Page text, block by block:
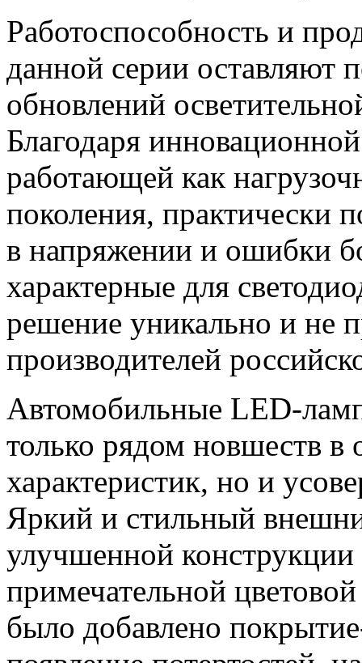
Работоспособность и
данной серии оставляют
обновлений
Благодаря
работающей как
поколения, практически
в напряжении и ошибки
характерные для
решение уникально и не
производителей
Автомобильные LED-
только рядом новшеств в
характеристик, но и
Яркий и стильный
улучшенной
примечательной
было добавлено